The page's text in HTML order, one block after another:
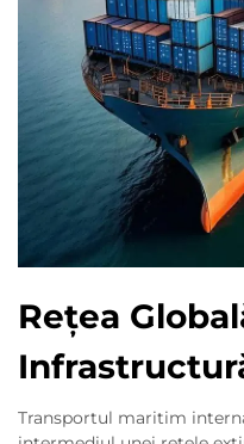
Rețea
Transportul maritim